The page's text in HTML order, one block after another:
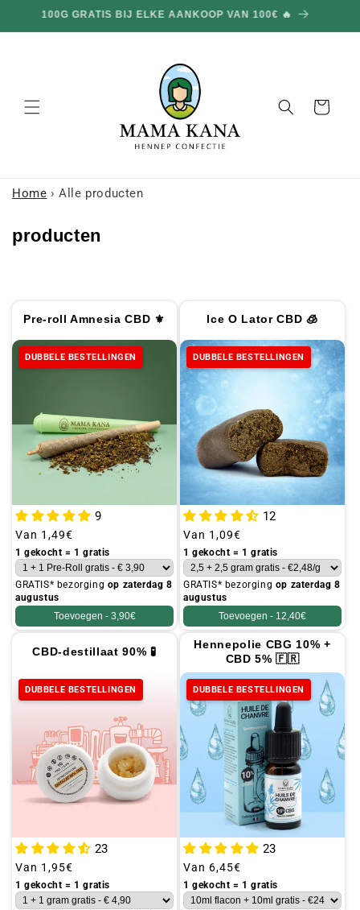
doorgaan
naar
DUBBELE BESTELLINGEN OP DE HELE WEBSITE 🎁
Mand
Home › Alle producten
C
c
l
e
producten
Pre-roll Amnesia CBD ⚜
DUBBELE BESTELLINGEN
9
Gebruikelijke
prijs
Van 1,49€
1 gekocht = 1 gratis
GRATIS* bezorging op zaterdag 8
augustus
Toevoegen - 3,90€
Ice O Lator CBD 🧊
DUBBELE BESTELLINGEN
12
Gebruikelijke
prijs
Van 1,09€
1 gekocht = 1 gratis
GRATIS* bezorging op zaterdag 8
augustus
Toevoegen - 12,40€
CBD-destillaat 90% 🧪
DUBBELE BESTELLINGEN
23
Gebruikelijke
prijs
Van 1,95€
1 gekocht = 1 gratis
Hennepolie CBG 10% +
CBD 5% 🇫🇷
DUBBELE BESTELLINGEN
23
Gebruikelijke
prijs
Van 6,45€
1 gekocht = 1 gratis